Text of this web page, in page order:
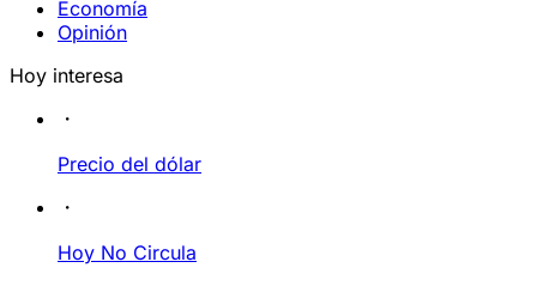
Economía
Opinión
Hoy interesa
Precio del dólar
Hoy No Circula